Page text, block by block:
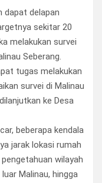
dapat delapan
sekitar 20
melakukan survei
Seberang.
tugas melakukan
survei di Malinau
ke Desa
beberapa kendala
jarak lokasi rumah
wilayah
Malinau, hingga